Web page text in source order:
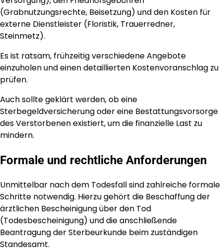
(Grabnutzungsrechte, Beisetzung) und den Kosten für
externe Dienstleister (Floristik, Trauerredner,
Steinmetz).
Es ist ratsam, frühzeitig verschiedene Angebote
einzuholen und einen detaillierten Kostenvoranschlag zu
prüfen.
Auch sollte geklärt werden, ob eine
Sterbegeldversicherung oder eine Bestattungsvorsorge
des Verstorbenen existiert, um die finanzielle Last zu
mindern.
Formale und rechtliche Anforderungen
Unmittelbar nach dem Todesfall sind zahlreiche formale
Schritte notwendig. Hierzu gehört die Beschaffung der
ärztlichen Bescheinigung über den Tod
(Todesbescheinigung) und die anschließende
Beantragung der Sterbeurkunde beim zuständigen
Standesamt.